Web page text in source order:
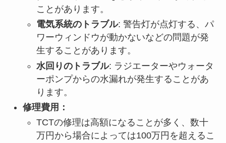
ことがあります。
電気系統のトラブル: 警告灯が点灯する、パ
ワーウィンドウが動かないなどの問題が発
生することがあります。
水回りのトラブル: ラジエーターやウォータ
ーポンプからの水漏れが発生することがあ
ります。
修理費用：
TCTの修理は高額になることが多く、数十
万円から場合によっては100万円を超えるこ